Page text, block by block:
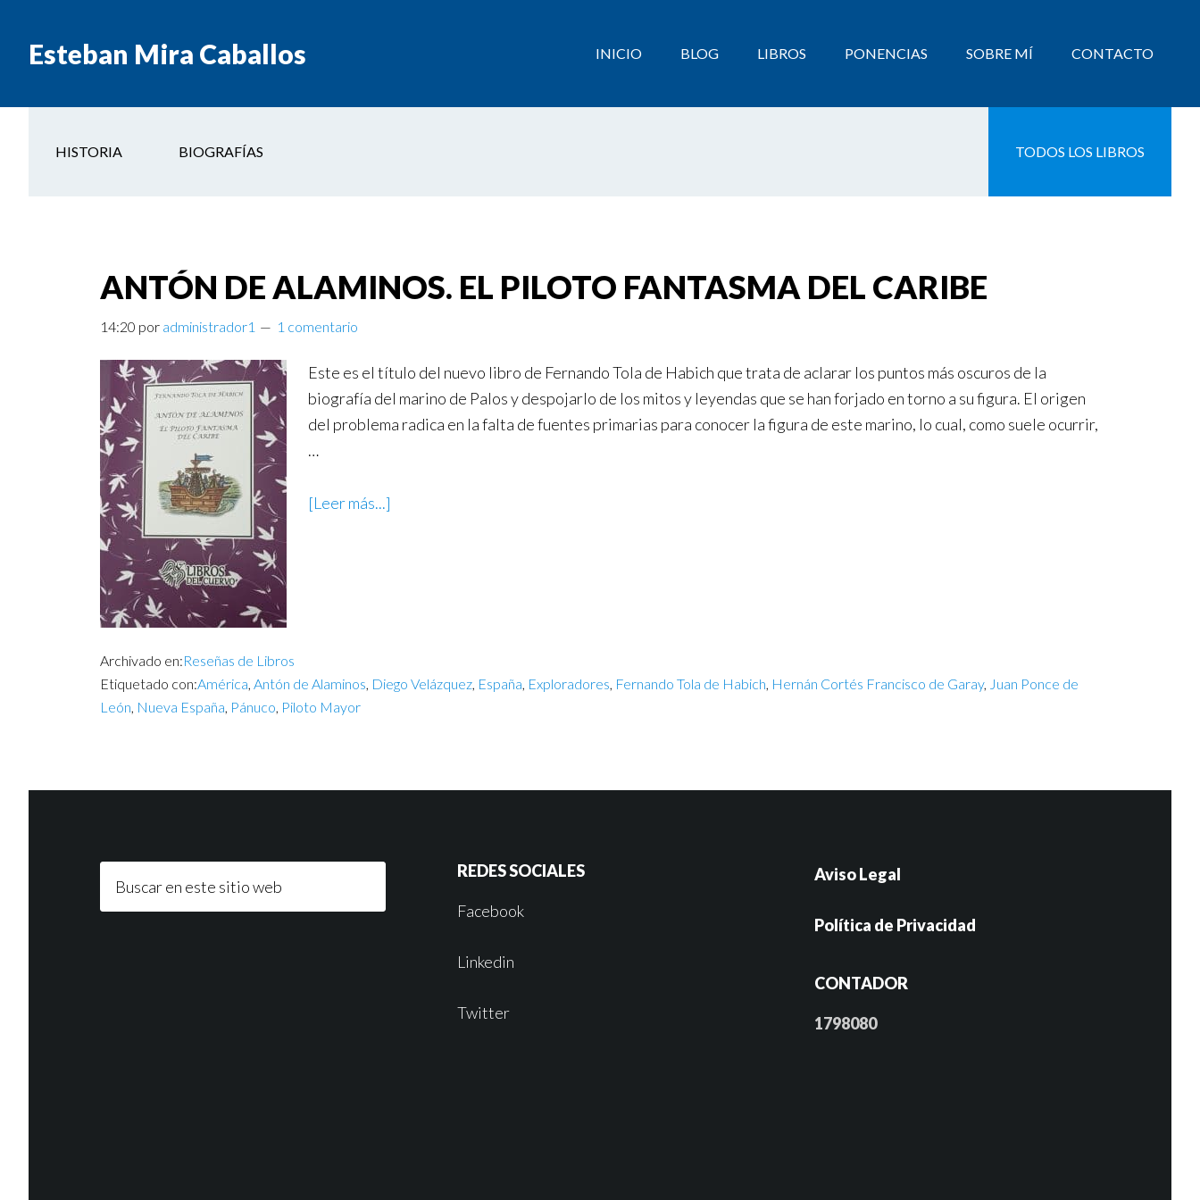
Esteban Mira Caballos INICIO BLOG LIBROS PONENCIAS SOBRE MÍ CONTACTO
HISTORIA BIOGRAFÍAS TODOS LOS LIBROS
ANTÓN DE ALAMINOS. EL PILOTO FANTASMA DEL CARIBE
14:20 por administrador1 1 comentario
Este es el título del nuevo libro de Fernando Tola de Habich que trata de aclarar los puntos más oscuros de la
biografía del marino de Palos y despojarlo de los mitos y leyendas que se han forjado en torno a su figura. El origen
del problema radica en la falta de fuentes primarias para conocer la figura de este marino, lo cual, como suele ocurrir,
…
[Leer más...]
Archivado en:Reseñas de Libros
Etiquetado con:América, Antón de Alaminos, Diego Velázquez, España, Exploradores, Fernando Tola de Habich, Hernán Cortés Francisco de Garay, Juan Ponce de
León, Nueva España, Pánuco, Piloto Mayor
REDES SOCIALES
Facebook
Linkedin
Twitter
Aviso Legal
Política de Privacidad
CONTADOR
1798080